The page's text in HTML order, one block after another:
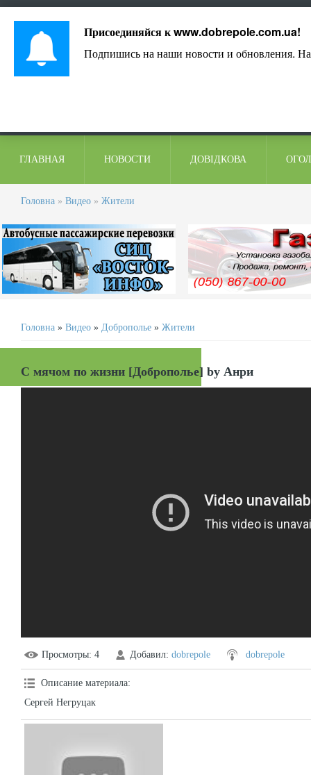
ГЛАВНАЯ НОВОСТИ ДОВІДКОВА
Головна » Видео » Жители
Головна » Видео » Доброполье » Жители
С мячом по жизни [Доброполье] by Анри
Просмотры: 4 Добавил: dobrepole dobrepole
Описание материала:
Сергей Негруцак
Присоединяйся кwww.dobrepole.com.ua!
Подпишись на наши новости и обновления.